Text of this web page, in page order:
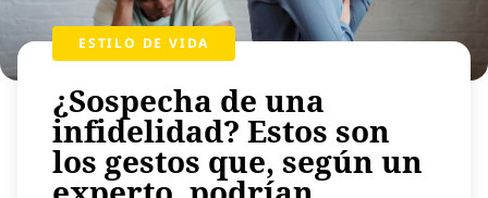
Vida
Mundo
Virales
Tecnología
Economía
ESTILO DE VIDA
¿Sospecha de una
infidelidad? Estos son
los gestos que, según un